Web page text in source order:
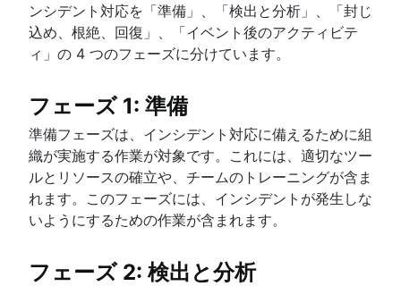
ンシデント対応を「準備」、「検出と分析」、「封じ
込め、根絶、回復」、「イベント後のアクティビテ
ィ」の 4 つのフェーズに分けています。
フェーズ 1: 準備
準備フェーズは、インシデント対応に備えるために組
織が実施する作業が対象です。これには、適切なツー
ルとリソースの確立や、チームのトレーニングが含ま
れます。このフェーズには、インシデントが発生しな
いようにするための作業が含まれます。
フェーズ 2: 検出と分析